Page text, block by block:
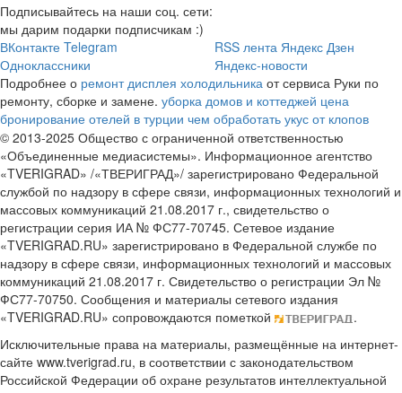
Подписывайтесь на наши соц. сети:
мы дарим подарки подписчикам :)
ВКонтакте Telegram
Одноклассники
RSS лента Яндекс Дзен
Яндекс-новости
Подробнее о ремонт дисплея холодильника от сервиса Руки по
ремонту, сборке и замене. уборка домов и коттеджей цена
бронирование отелей в турции чем обработать укус от клопов
© 2013-2025 Общество с ограниченной ответственностью
«Объединенные медиасистемы». Информационное агентство
«TVERIGRAD» /«ТВЕРИГРАД»/ зарегистрировано Федеральной
службой по надзору в сфере связи, информационных технологий и
массовых коммуникаций 21.08.2017 г., свидетельство о
регистрации серия ИА № ФС77-70745. Сетевое издание
«TVERIGRAD.RU» зарегистрировано в Федеральной службе по
надзору в сфере связи, информационных технологий и массовых
коммуникаций 21.08.2017 г. Свидетельство о регистрации Эл №
ФС77-70750. Сообщения и материалы сетевого издания
«TVERIGRAD.RU» сопровождаются пометкой
.
Исключительные права на материалы, размещённые на интернет-
сайте www.tverigrad.ru, в соответствии с законодательством
Российской Федерации об охране результатов интеллектуальной